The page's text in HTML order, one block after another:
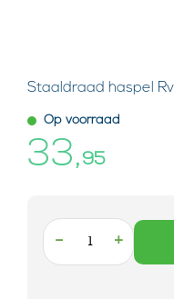
Staaldraad haspel
Op voorraad
33,95
- +